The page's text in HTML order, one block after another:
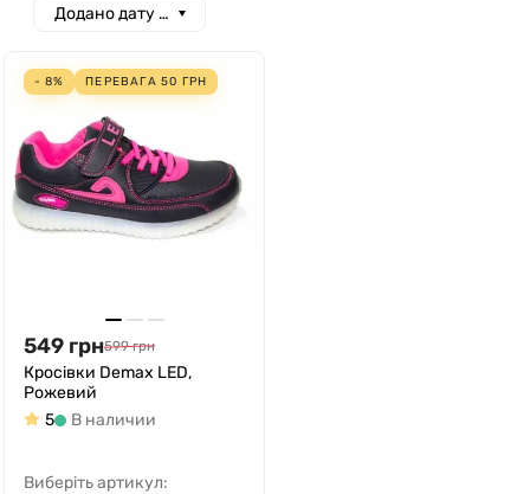
Додано дату спад
- 8% ПЕРЕВАГА50 ГРН
549 грн599 грн
Кросівки Demax LED,
Рожевий
5
В наличии
Виберіть артикул: